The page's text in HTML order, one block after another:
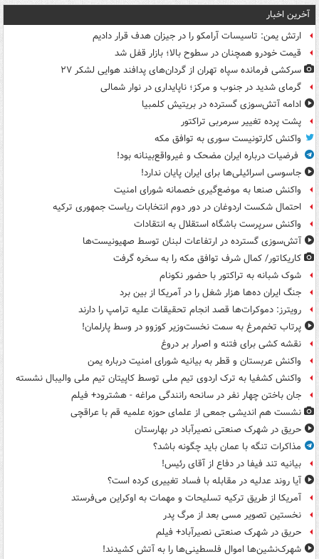
آخرین اخبار
ارتش یمن: تاسیسات آرامکو را در جیزان هدف قرار دادیم
قیمت خودرو همچنان در سطوح بالا؛ بازار قفل شد
سرکشی فرمانده سپاه تهران از گردان‌های پدافند هوایی لشکر ۲۷
گرمای شدید در جنوب و مرکز؛ ناپایداری در نوار شمالی
ادامه آتش‌سوزی گسترده در بریتیش کلمبیا
پشت پرده تغییر سرمربی تراکتور
واکنش کارتونیست سوری به توافق مکه
فرضیات درباره ایران مضحک و غیرواقع‌بینانه بود!
جاسوسی اسرائیلی‌ها برای ایران پایان ندارد!
واکنش صنعا به موضع‌گیری خصمانه شورای امنیت
احتمال شکست اردوغان در دور دوم انتخابات ریاست جمهوری ترکیه
واکنش سرپرست باشگاه استقلال به انتقادات
آتش‌سوزی گسترده در ارتفاعات لبنان توسط صهیونیست‌ها
کاریکاتور/ کمال شرف توافق مکه را به سخره گرفت
شوک شبانه به تراکتور با حضور نکونام
جنگ ایران ده‌ها هزار شغل را در آمریکا از بین برد
رویترز: دموکرات‌ها قصد انجام تحقیقات علیه ترامپ را دارند
پرتاب تخم‌مرغ به سمت نخست‌وزیر کوزوو در وسط پارلمان!
نقشه کشی برای فتنه و اصرار بر دروغ
واکنش عربستان و قطر به بیانیه شورای امنیت درباره یمن
واکنش کشفیا به ترک اردوی تیم ملی توسط کاپیتان تیم ملی والیبال نشسته
جان باختن چهار نفر در سانحه رانندگی مراغه - هشترود+ فیلم
نشست هم اندیشی جمعی از علمای حوزه علمیه قم با عراقچی
حریق در شهرک صنعتی نصیرآباد در بهارستان
مذاکرات تنگه با عمان باید چگونه باشد؟
بیانیه تند فیفا در دفاع از آقای رئیس!
آیا روند عدلیه در مقابله با فساد تغییری کرده است؟
آمریکا از طریق ترکیه تسلیحات و مهمات به اوکراین می‌فرستد
نخستین تصویر مسی بعد از مرگ پدر
حریق در شهرک صنعتی نصیرآباد+ فیلم
شهرک‌نشین‌ها اموال فلسطینی‌ها را به آتش کشیدند!